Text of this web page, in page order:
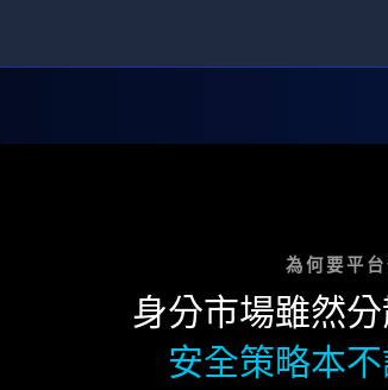
為何要平
身分市場雖然
安全策略本不